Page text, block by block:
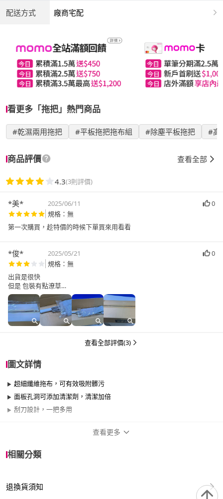
配送方式 廠商宅配
看更多「拖把」熱門商品
#乾濕兩用拖把 #平板拖把拖布組 #除塵平板拖把 #高
商品評價 查看全部
4.3(3則評價)
*美* 2025/06/11
0
規格：無
第一次購買，趁特價的時候下單買來用看看
*俊* 2025/05/21
0
規格：無
出貨是很快
但是 包裝有點潦草
拖布已經有黃色班是怎回事
還沒實際使用 已有點無言
查看全部評價(3)
圖文詳情
超細纖維拖布，可有效吸附髒污
面板孔洞可添加清潔劑，清潔加倍
刮刀設計，一把多用
查看更多
相關分類
退換貨須知